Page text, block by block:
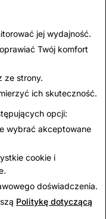
stacje
Nowego
na
jej wydajność.
Twój komfort
ze strony.
ich skuteczność.
opcji:
wybrać akceptowane
cookie i
doświadczenia.
Politykę dotyczącą